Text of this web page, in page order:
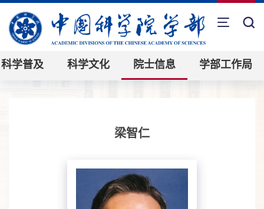
科学普及 科学文化 院士信息 学部工作局
梁智仁